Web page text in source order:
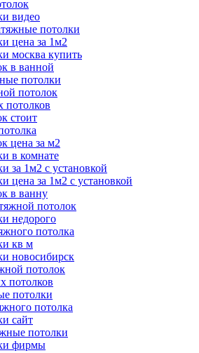
видео
потолки
цена за 1м2
москва купить
в ванной
потолки
потолок
потолков
стоит
цена за м2
в комнате
за 1м2 с установкой
цена за 1м2 с установкой
в ванну
потолок
недорого
потолка
кв м
новосибирск
потолок
потолков
потолки
потолка
сайт
потолки
фирмы